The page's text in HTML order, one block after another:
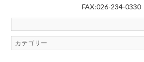
FAX:026-234-0330